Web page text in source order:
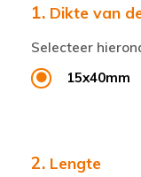
1. Dikte van
Selecteer
15x40mm
2. Lengte